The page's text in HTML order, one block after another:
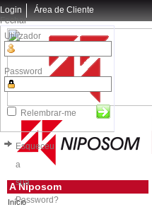
Login
Fechar
Utilizador
Password
Relembrar-me
Esqueceu
a
sua
Password?
Área de Cliente
A Niposom
Início